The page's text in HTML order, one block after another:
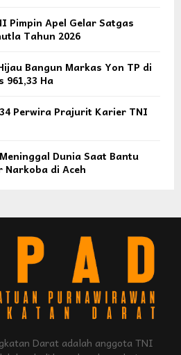
Pimpin Apel Gelar Satgas
Tahun 2026
Bangun Markas Yon TP di
961,33 Ha
Perwira Prajurit Karier TNI
Dunia Saat Bantu
Narkoba di Aceh
Darat adalah anggota TNI